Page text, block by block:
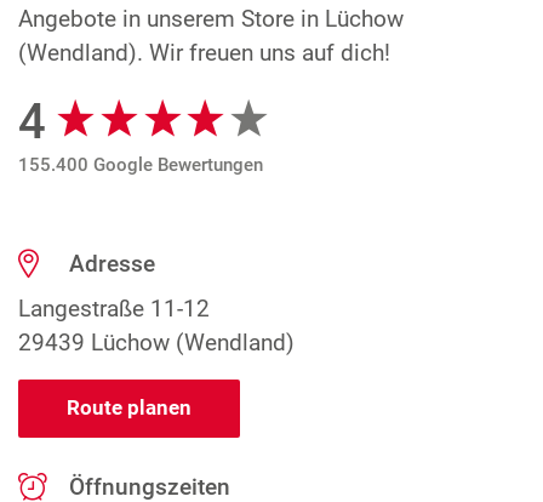
Angebote in unserem Store in Lüchow
(Wendland). Wir freuen uns auf dich!
Google Bewertungen
4
155.400 Google Bewertungen
Adresse
Langestraße 11-12
29439 Lüchow (Wendland)
Route planen
Öffnungszeiten